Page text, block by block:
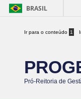
BRASIL
Ir para o conteúdo 1
Pró-Reitoria de